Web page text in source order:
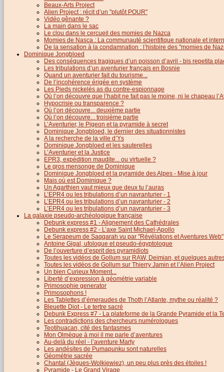
Beaux-Arts Project
Alien Project : récit d’un "plutôt POUR"
Vidéo gênante ?
La main dans le sac
Le clou dans le cercueil des momies de Nazca
Momies de Nasca : La communauté scientifique nationale et
De la sensation à la condamnation : l’histoire des "momies de
Dominique Jongbloed
Des conséquences tragiques d’un poisson d’avril - bis repetita
Les tribulations d’un aventurier français en Bosnie
Quand un aventurier fait du tourisme...
De l’incohérence érigée en système
Les Pieds nickelés as du contre-espionnage
Où l’on découvre que l’habit ne fait pas le moine, ni le chapeau
Hypocrisie ou transparence ?
Où l’on découvre... deuxième partie
Où l’on découvre... troisième partie
L’Aventurier, le Pigeon et la pyramide à secret
Dominique Jongbloed, le dernier des situationnistes
A la recherche de la ville d’Ys
Dominique Jongbloed et les sauterelles
L’Aventurier et la Justice
EPR3, expédition maudite... ou virtuelle ?
Le gros mensonge de Dominique
Dominique Jongbloed et la pyramide des Alpes - Mise à jour
Mais où est Dominique ?
Un Agarthien vaut mieux que deux tu l’auras
L’EPR4 ou les tribulations d’un navranturier - 1
L’EPR4 ou les tribulations d’un navranturier - 2
L’EPR4 ou les tribulations d’un navranturier - 3
La galaxie pseudo-archéologique française
Debunk express #1 - Alignement des Cathédrales
Debunk express #2 - L’axe Saint Michael-Apollo
Le Serapeum de Saqqarah vu par "Révélations et Aventures Web"
Antoine Gigal, ufologue et pseudo-égyptologue
De l’ouverture d’esprit des pyramidiots
Toutes les vidéos de Gollum sur RAW, Deimian, et quelques
Toutes les vidéos de Gollum sur Thierry Jamin et l’Alien Project
Un bien Curieux Moment...
Liberté d’expression à géométrie variable
Primosophie generator
Primosophons !
Les Tablettes d’émeraudes de Thoth l’Atlante, mythe ou réalité ?
Bleuette Diot - Le tertre sacré
Debunk Express #7 - La plateforme de la Grande Pyramide et la
Les contradictions des chercheurs numérologues
Teotihuacan, cité des fantasmes
Mon Olmèque à moi il me parle d’aventures
Au-delà du réel - l’aventure Marty
Les andésites de Pumapunku sont naturelles
Géométrie sacrée
Chantal (Jègues-Wolkiewiez), un peu plus près des étoiles !
Pyramide - Le Grand Virage